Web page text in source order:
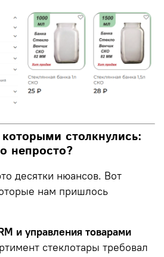
столкнулись:
непросто?
десятки нюансов. Вот
нам пришлось
и управления товарами
стеклотары требовал